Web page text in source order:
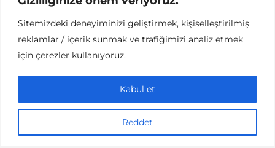
Sitemizdeki deneyiminizi geliştirmek, kişiselleştirilmiş
reklamlar / içerik sunmak ve trafiğimizi analiz etmek
için çerezler kullanıyoruz.
Reddet
Kabul et
MAKERS
Ege Soley’in Çiçeklerle
Dolu Dünyası ve Slow
Public